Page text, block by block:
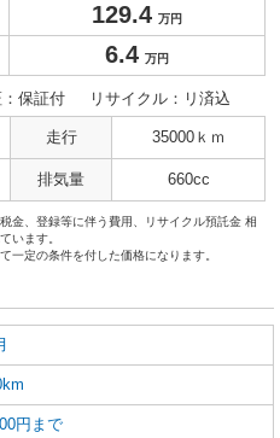
129.4 万円
6.4 万円
保証付 リサイクル：リ済込
走行 35000ｋｍ
排気量 660cc
金、登録等に伴う費用、リサイクル預託金 相
います。
一定の条件を付した価格になります。
円まで